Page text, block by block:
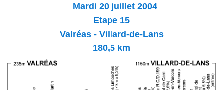
Mardi 20 juillet 2004
Etape 15
Valréas - Villard-de-Lans
180,5 km